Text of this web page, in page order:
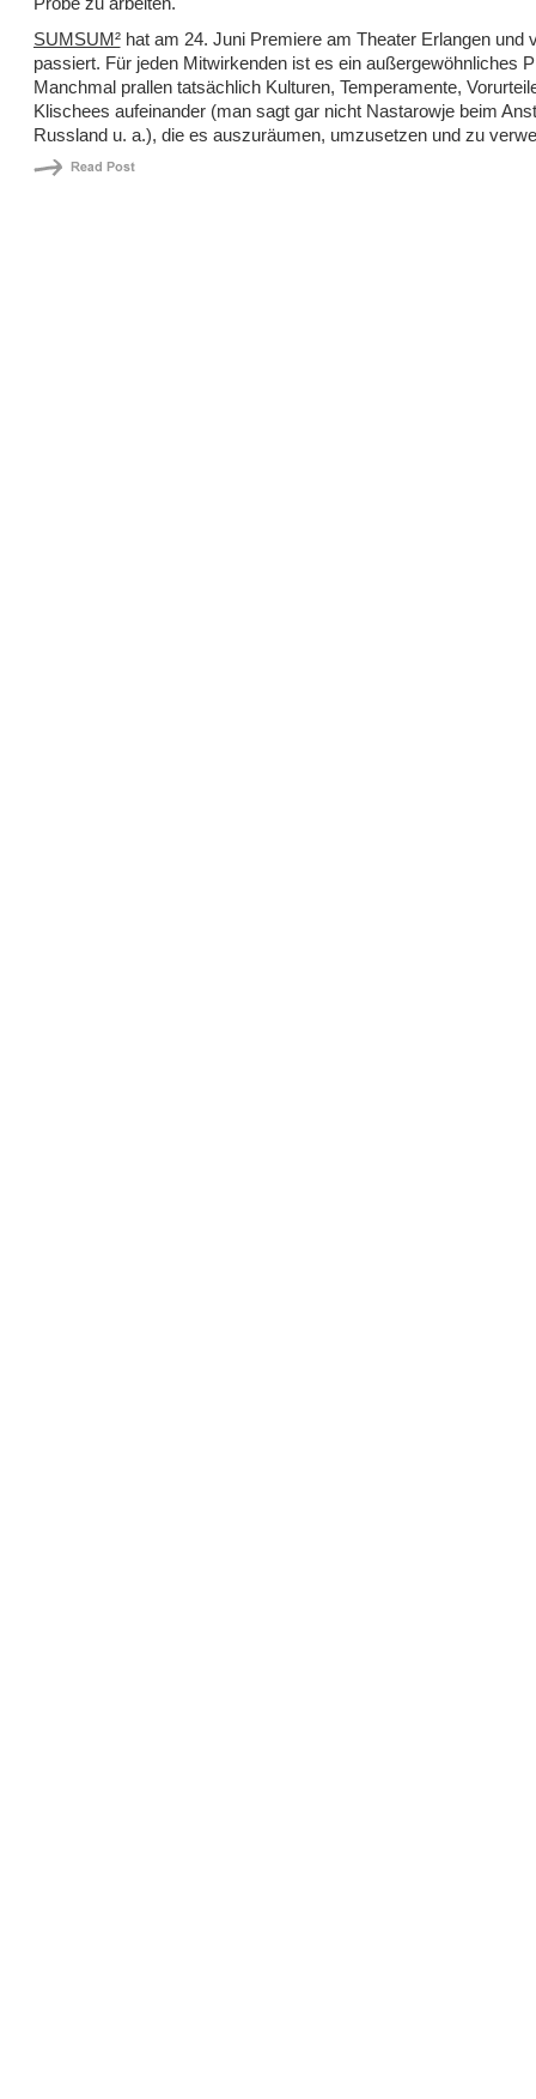
SUMSUM²hat am 24. Juni Premiere am Theater Erlangen und
passiert. Für jeden Mitwirkenden ist es ein außergewöhnliches
Manchmal prallen tatsächlich Kulturen, Temperamente,
Klischees aufeinander (man sagt gar nicht Nastarowje beim
Russland u. a.), die es auszuräumen, umzusetzen und zu